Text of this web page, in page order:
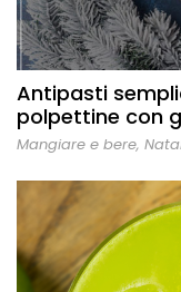
Antipasti
polpettine con
Mangiare e bere,